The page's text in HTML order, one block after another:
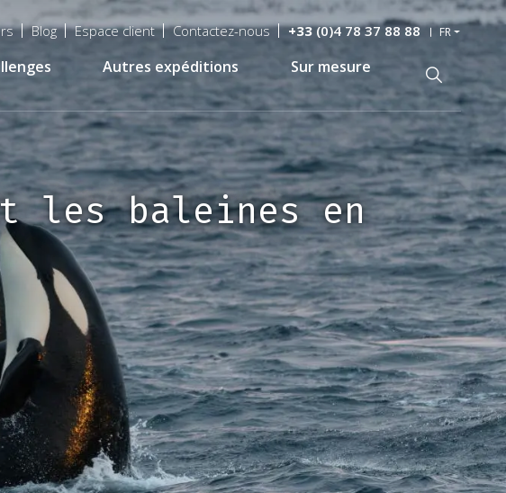
Blog Espace client Contactez-nous +33(0)4 78 37 88 88 FR
Autres expéditions Sur mesure
les baleines en